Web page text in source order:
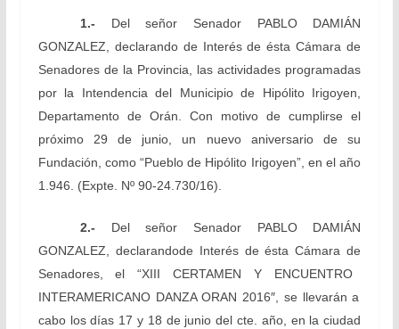
1.- Del señor SenadorPABLO DAMIÁN
GONZALEZ, declarando de Interés de ésta Cámara de
Senadores de la Provincia, las actividades programadas
por la Intendencia del Municipio de Hipólito Irigoyen,
Departamento de Orán. Con motivo de cumplirse el
próximo 29 de junio, un nuevo aniversario de su
Fundación, como “Pueblo de Hipólito Irigoyen”, en el año
1.946. (Expte. Nº 90-24.730/16).
2.- Del señor SenadorPABLO DAMIÁN
GONZALEZ, declarandode Interésde ésta Cámara de
Senadores, el “XIII CERTAMEN Y ENCUENTRO
INTERAMERICANODANZA ORAN 2016″, se llevarán a
cabo los días 17 y 18 de junio del cte. año, en la ciudad